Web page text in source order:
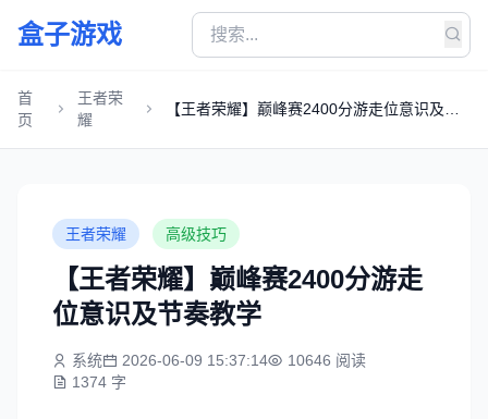
盒子游戏
首
页
王者荣
耀
【王者荣耀】巅峰赛2400分游走位意识及节
王者荣耀 高级技巧
【王者荣耀】巅峰赛2400分游走
位意识及节奏教学
系统 2026-06-09 15:37:14
10646 阅读
1374 字